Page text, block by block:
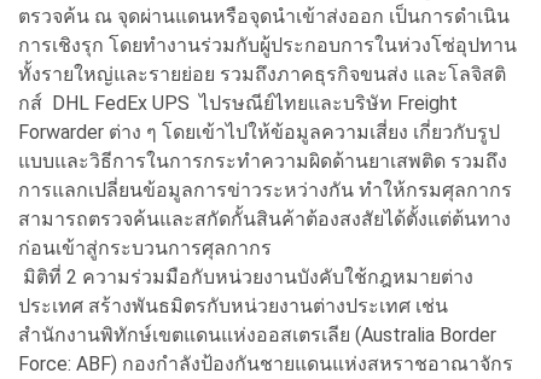
ตรวจค้น ณ จุดผ่านแดนหรือจุดนำเข้าส่งออก เป็นการดำเนิน
การเชิงรุก โดยทำงานร่วมกับผู้ประกอบการในห่วงโซ่อุปทาน
ทั้งรายใหญ่และรายย่อย รวมถึงภาคธุรกิจขนส่ง และโลจิสติ
กส์ DHL FedEx UPS ไปรษณีย์ไทยและบริษัท Freight
Forwarder ต่าง ๆ โดยเข้าไปให้ข้อมูลความเสี่ยง เกี่ยวกับรูป
แบบและวิธีการในการกระทำความผิดด้านยาเสพติด รวมถึง
การแลกเปลี่ยนข้อมูลการข่าวระหว่างกัน ทำให้กรมศุลกากร
สามารถตรวจค้นและสกัดกั้นสินค้าต้องสงสัยได้ตั้งแต่ต้นทาง
ก่อนเข้าสู่กระบวนการศุลกากร
มิติที่ 2 ความร่วมมือกับหน่วยงานบังคับใช้กฎหมายต่าง
ประเทศ สร้างพันธมิตรกับหน่วยงานต่างประเทศ เช่น
สำนักงานพิทักษ์เขตแดนแห่งออสเตรเลีย (Australia Border
Force: ABF) กองกำลังป้องกันชายแดนแห่งสหราชอาณาจักร